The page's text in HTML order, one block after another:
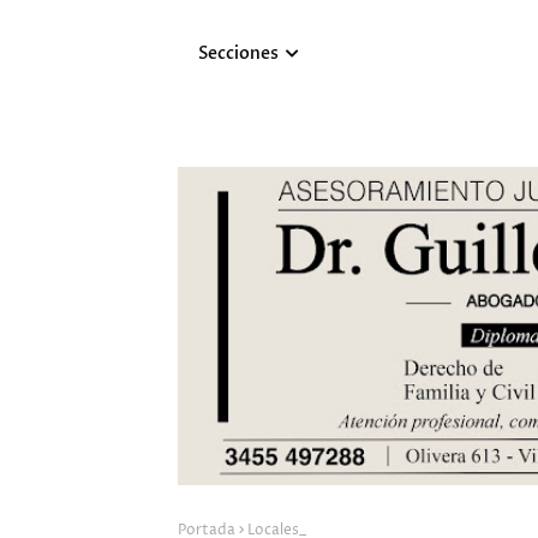
Secciones
Portada Locales_